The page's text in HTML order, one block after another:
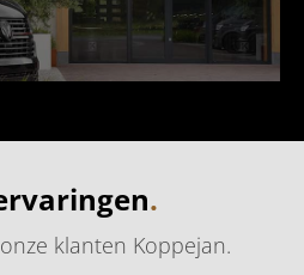
.
klanten Koppejan.